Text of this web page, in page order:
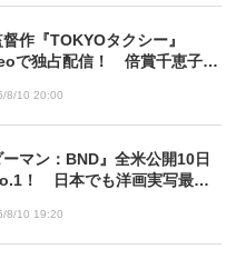
作『TOKYOタクシー』
で独占配信！ 倍賞千恵子×
8/10 20:00
ーマン：BND』全米公開10日
！ 日本でも洋画実写最速
8/10 19:20